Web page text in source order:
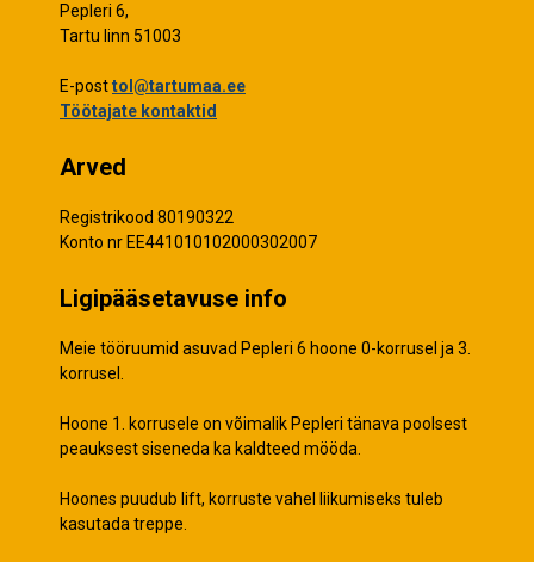
Pepleri 6,
Tartu linn 51003
E-posttol@tartumaa.ee
Töötajate kontaktid
Arved
Registrikood 80190322
Konto nr EE441010102000302007
Ligipääsetavuse info
Meie tööruumid asuvad Pepleri 6 hoone 0-korrusel ja 3.
korrusel.
Hoone 1. korrusele on võimalik Pepleri tänava poolsest
peauksest siseneda ka kaldteed mööda.
Hoones puudub lift, korruste vahel liikumiseks tuleb
kasutada treppe.